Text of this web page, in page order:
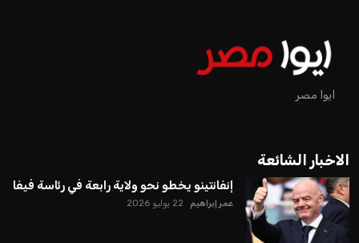
ايوا مصر
الاخبار الشائعة
إنفانتينو يخطو نحو ولاية رابعة في رئاسة فيفا
عمر إبراهيم 22 يوليو 2026